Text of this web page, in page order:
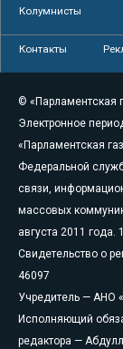
Колумнисты
Контакты
© «Парламентская
Электронное
«Парламентская
Федеральной
связи,
массовых
августа 2011 года.
Свидетельство о
46097
Учредитель — АНО
Исполняющий
редактора —